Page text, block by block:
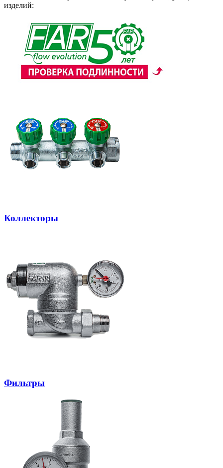
изделий:
Коллекторы
Фильтры